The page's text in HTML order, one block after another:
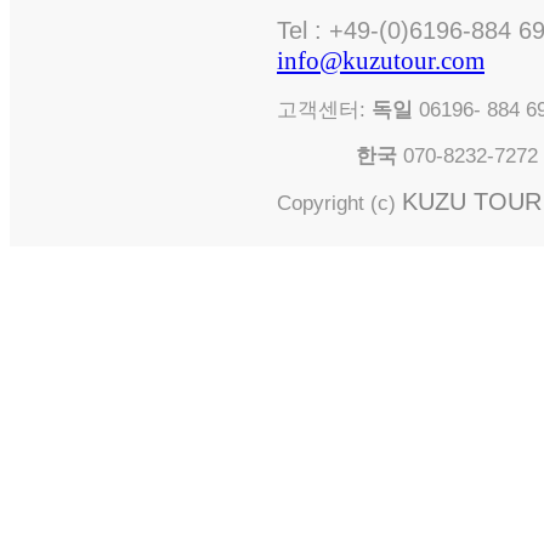
Tel : +49-(0)6196-884
info@kuzutour.com
고객센터: 독일 06196- 884
한국 070-8232-
Copyright (c) KUZU